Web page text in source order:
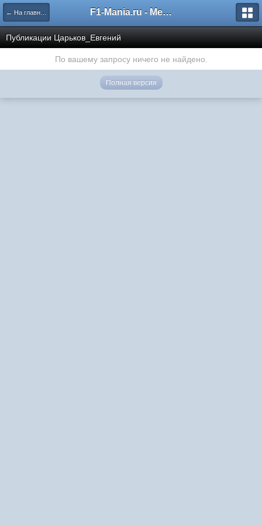
← На главную F1-Mania.ru - Международный чемпионат по симрейсингу
Публикации Царьков_Евгений
По вашему запросу ничего не найдено.
Полная версия